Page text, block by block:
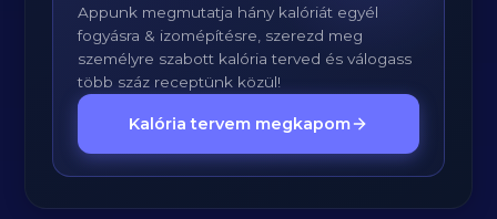
Appunk megmutatja hány kalóriát egyél
fogyásra & izomépítésre, szerezd meg
személyre szabott kalória terved és válogass
több száz receptünk közül!
Kalória tervem megkapom